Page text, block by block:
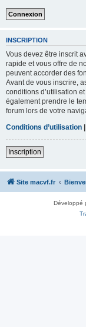
INSCRIPTION
Vous devez être inscrit
rapide et vous offre de
peuvent accorder des
Avant de vous inscrire,
conditions d’utilisation
également prendre le
forum lors de votre
Conditions d’utilisation |
Inscription
Site macvf.fr
Développé